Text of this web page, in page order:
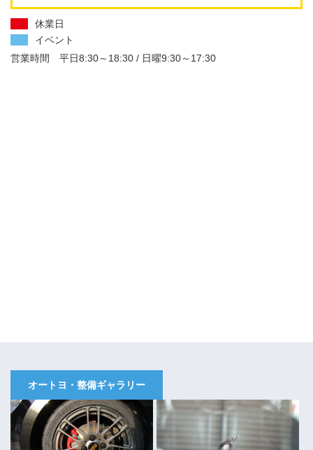
休業日
イベント
オートヨ・整備ギャラリー